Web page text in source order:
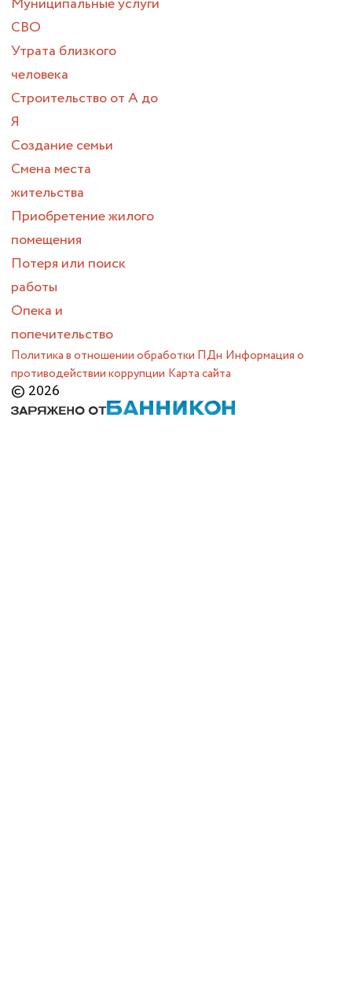
СВО
Утрата близкого
человека
Строительство от А до
Я
Создание семьи
Смена места
жительства
Приобретение жилого
помещения
Потеря или поиск
работы
Опека и
попечительство
Политика в отношении обработки ПДн Информация о
противодействии коррупции Карта сайта
© 2026